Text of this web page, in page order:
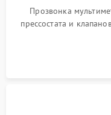
Прозвонка
прессостата и
Восстановление